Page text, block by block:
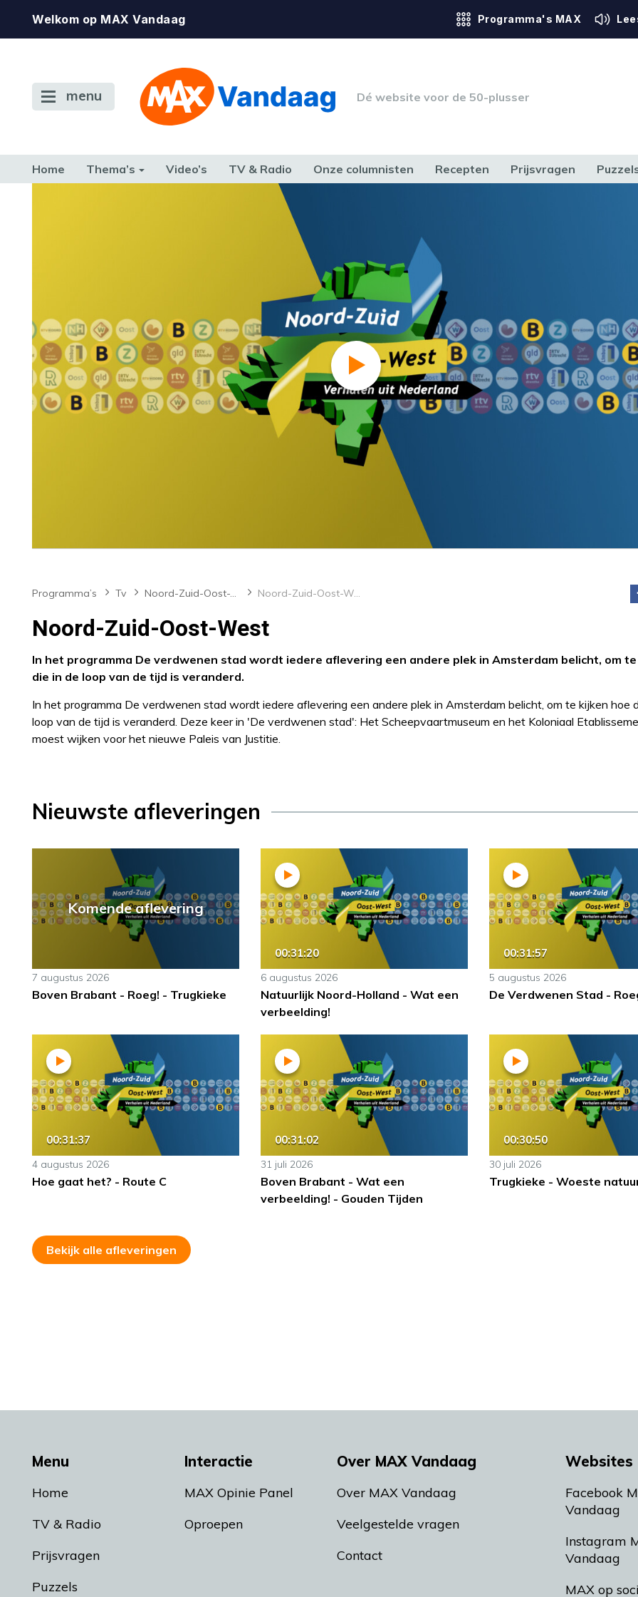
Welkom op MAX Vandaag Programma's MAX
menu Dé website voor de 50-plusser
Home Thema’s Video’s TV & Radio Onze columnisten Recepten Prijsvragen
GELD, WERK & RECHT
Programma’s Tv Noord-Zuid-Oost-West Noord-Zuid-Oost-West
Noord-Zuid-Oost-West
In het programma De verdwenen stad wordt iedere aflevering een andere plek in Amsterdam belicht, om
die in de loop van de tijd is veranderd.
In het programma De verdwenen stad wordt iedere aflevering een andere plek in Amsterdam belicht, om te kijken hoe
loop van de tijd is veranderd. Deze keer in 'De verdwenen stad': Het Scheepvaartmuseum en het Koloniaal
moest wijken voor het nieuwe Paleis van Justitie.
Nieuwste afleveringen
Komende aflevering
7 augustus 2026
Boven Brabant - Roeg! - Trugkieke
00:31:20
6 augustus 2026
Natuurlijk Noord-Holland - Wat een
verbeelding!
00:31:57
5 augustus 2026
De Verdwenen Stad -
00:31:37
4 augustus 2026
Hoe gaat het? - Route C
00:31:02
31 juli 2026
Boven Brabant - Wat een
verbeelding! - Gouden Tijden
00:30:50
30 juli 2026
Trugkieke - Woeste
Bekijk alle afleveringen
Menu
Home
TV & Radio
Prijsvragen
Puzzels
Interactie
MAX Opinie Panel
Oproepen
Over MAX Vandaag
Over MAX Vandaag
Veelgestelde vragen
Contact
Websites
Facebook
Vandaag
Instagram
Vandaag
MAX op